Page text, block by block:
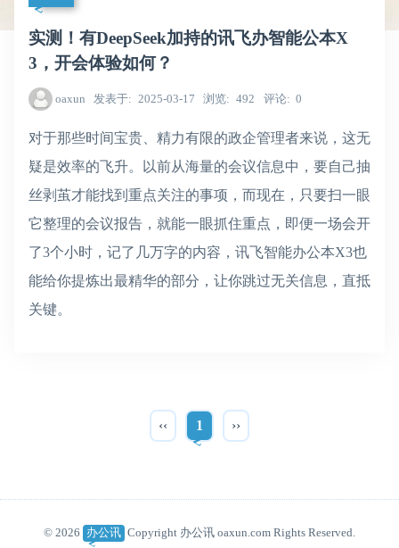
实测！有DeepSeek加持的讯飞办智能公本X
3，开会体验如何？
oaxun 发表于 2025-03-17 浏览 492 评论 0
对于那些时间宝贵、精力有限的政企管理者来说，这无
疑是效率的飞升。以前从海量的会议信息中，要自己抽
丝剥茧才能找到重点关注的事项，而现在，只要扫一眼
它整理的会议报告，就能一眼抓住重点，即便一场会开
了3个小时，记了几万字的内容，讯飞智能办公本X3也
能给你提炼出最精华的部分，让你跳过无关信息，直抵
关键。
‹‹ 1 ››
© 2026 办公讯 Copyright 办公讯 oaxun.com Rights Reserved.